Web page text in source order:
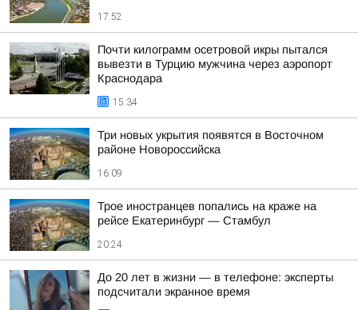
17:52
Почти килограмм осетровой икры пытался
вывезти в Турцию мужчина через аэропорт
Краснодара
15:34
Три новых укрытия появятся в Восточном
районе Новороссийска
16:09
Трое иностранцев попались на краже на
рейсе Екатеринбург — Стамбул
20:24
До 20 лет в жизни — в телефоне: эксперты
подсчитали экранное время